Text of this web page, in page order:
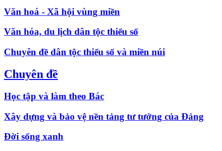
Văn hoá - Xã hội vùng miền
Văn hóa, du lịch dân tộc thiểu số
Chuyên đề dân tộc thiểu số và miền núi
Chuyên đề
Học tập và làm theo Bác
Xây dựng và bảo vệ nền tảng tư tưởng của Đảng
Đời sống xanh